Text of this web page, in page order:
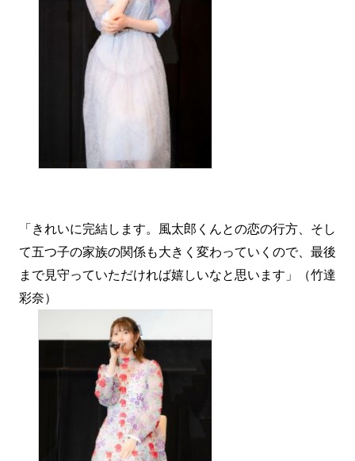
「きれいに完結します。風太郎くんとの恋の行方、そし
て五つ子の家族の関係も大きく変わっていくので、最後
まで見守っていただければ嬉しいなと思います」（竹達
彩奈）